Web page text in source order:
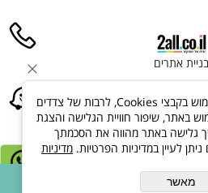
לסל
בניית אתרים
לידיעתך, באתרנו נעשה שימוש בקבצי Cookies, לרבות של צדדים
באתר, שיפור חוויית הגלישה והצגת
גלישה באתר מהווה את הסכמתך
לעיין במדיניות הפרטיות. מדיניות
מאשר